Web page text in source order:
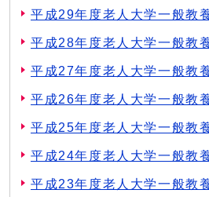
平成29年度老人大学一般教
平成28年度老人大学一般教
平成27年度老人大学一般教
平成26年度老人大学一般教
平成25年度老人大学一般教
平成24年度老人大学一般教
平成23年度老人大学一般教